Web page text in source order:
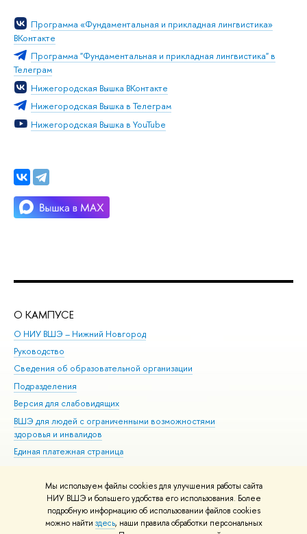
Мы используем файлы cookies для улучшения работы сайта
НИУ ВШЭ и большего удобства его использования. Более
подробную информацию об использовании файлов cookies
можно найти здесь, наши правила обработки персональных
Программа «Фундаментальная и прикладная лингвистика»
ВКонтакте
Программа "Фундаментальная и прикладная лингвистика" в
Телеграм
Нижегородская Вышка ВКонтакте
Нижегородская Вышка в Телеграм
Нижегородская Вышка в YouTube
О КАМПУСЕ
О НИУ ВШЭ – Нижний Новгород
Руководство
Сведения об образовательной организации
Подразделения
Версия для слабовидящих
ВШЭ для людей с ограниченными возможностями
здоровья и инвалидов
Единая платежная страница